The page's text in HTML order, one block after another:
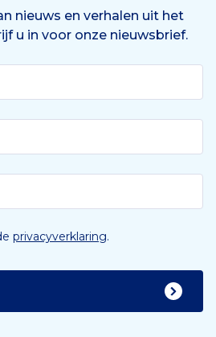
nieuws en verhalen uit het
u in voor onze nieuwsbrief.
privacyverklaring.